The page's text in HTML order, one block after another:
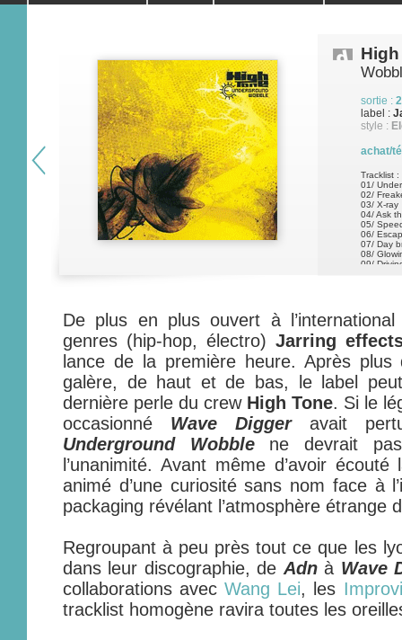
sortie :
label :
style :
achat/
Tracklist :
01/
02/
03/ X-ray
04/ Ask
05/
06/
07/ Day
08/
09/
14/
15/
De plus en plus ouvert à
genres (hip-hop, électro)Jarring
lance de la première heure. Après
galère, de haut et de bas, le label
dernière perle du crew High Tone. Si le
occasionné Wave Diggeravait
Underground Wobblene devrait
l’unanimité. Avant même d’avoir
animé d’une curiosité sans nom face à
packaging révélant l’atmosphère étrange
Regroupant à peu près tout ce que les
dans leur discographie, de Adnà Wave
collaborations avecWang Lei, les
tracklist homogène ravira toutes les